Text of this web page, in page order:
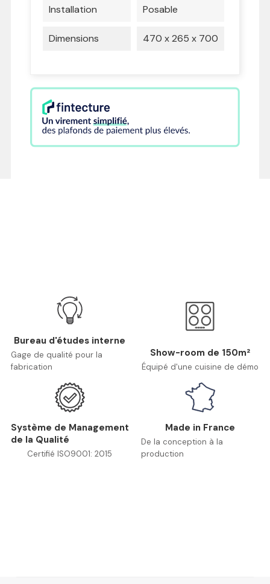
Installation Posable
Dimensions 470 x 265 x 700
Bureau d'études interne
Gage de qualité pour la
fabrication
Show-room de 150m²
Équipé d'une cuisine de démo
Système de Management
de la Qualité
Certifié ISO9001: 2015
Made in France
De la conception à la
production